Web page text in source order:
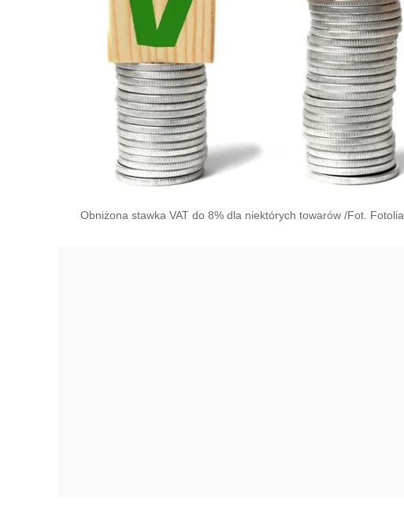
Obniżona stawka VAT do 8% dla niektórych towarów /Fot. Fotolia